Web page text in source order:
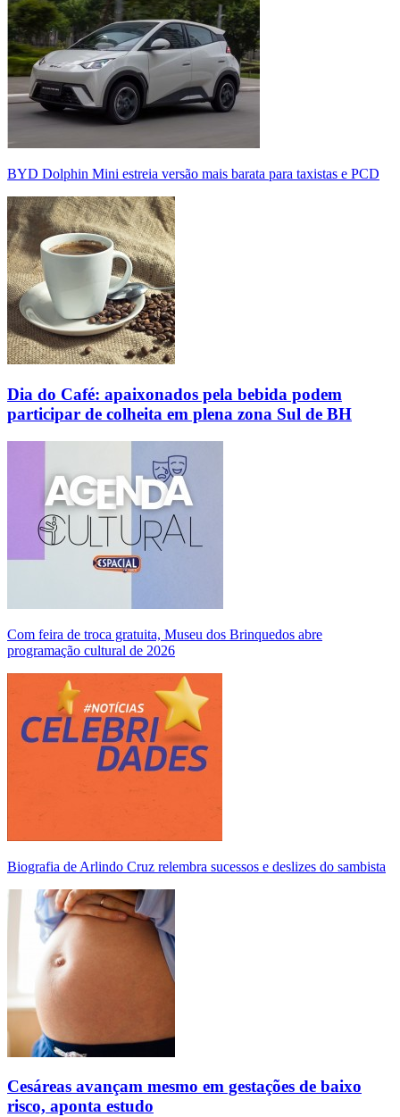
BYD Dolphin Mini estreia versão mais barata para taxistas e PCD
Dia do Café: apaixonados pela bebida podem
participar de colheita em plena zona Sul de BH
Com feira de troca gratuita, Museu dos Brinquedos abre
programação cultural de 2026
Biografia de Arlindo Cruz relembra sucessos e deslizes do sambista
Cesáreas avançam mesmo em gestações de baixo
risco, aponta estudo